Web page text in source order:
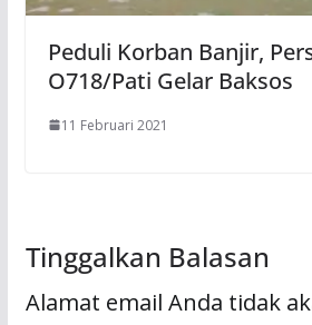
Peduli Korban Banjir,
O718/Pati Gelar Baksos
11 Februari 2021
Tinggalkan Balasan
Alamat email Anda tidak